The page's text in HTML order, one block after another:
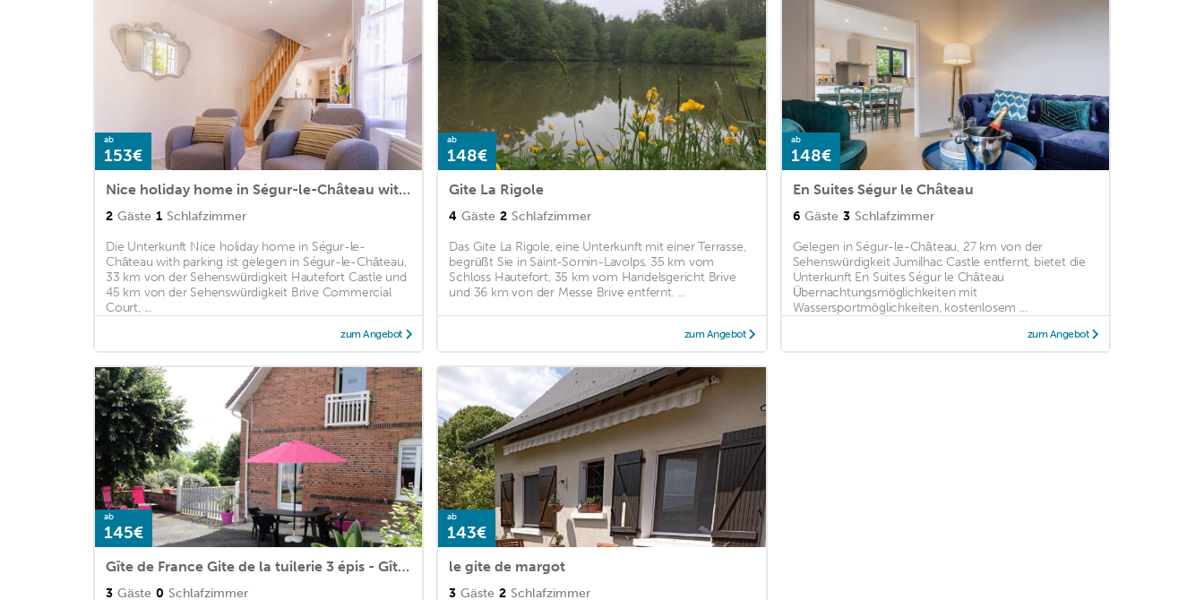
ab
153€
Nice holiday home in Ségur-le-Château with parking
2 Gäste 1 Schlafzimmer
Die Unterkunft Nice holiday home in Ségur-le-
Château with parking ist gelegen in Ségur-le-Château,
33 km von der Sehenswürdigkeit Hautefort Castle und
45 km von der Sehenswürdigkeit Brive Commercial
Court, ...
zum Angebot
ab
148€
Gite La Rigole
4 Gäste 2 Schlafzimmer
Das Gite La Rigole, eine Unterkunft mit einer Terrasse,
begrüßt Sie in Saint-Sornin-Lavolps, 35 km vom
Schloss Hautefort, 35 km vom Handelsgericht Brive
und 36 km von der Messe Brive entfernt. ...
zum Angebot
ab
148€
En Suites Ségur le Château
6 Gäste 3 Schlafzimmer
Gelegen in Ségur-le-Château, 27 km von der
Sehenswürdigkeit Jumilhac Castle entfernt, bietet die
Unterkunft En Suites Ségur le Château
Übernachtungsmöglichkeiten mit
Wassersportmöglichkeiten, kostenlosem ...
zum Angebot
ab
145€
Gîte de France Gite de la tuilerie 3 épis - Gîte de France 3 personnes 394
3 Gäste 0 Schlafzimmer
ab
143€
le gite de margot
3 Gäste 2 Schlafzimmer